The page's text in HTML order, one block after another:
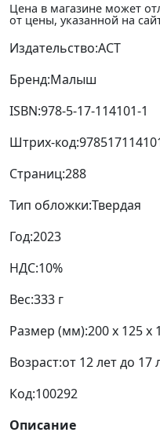
Цена в магазине может
от цены, указанной на
Издательство:АСТ
Бренд:Малыш
ISBN:978-5-17-114101-1
Штрих-код:
Страниц:288
Тип обложки:Твердая
Год:2023
НДС:10%
Вес:333 г
Размер (мм):200 x 125 x
Возраст:от 12 лет до 17
Код:100292
Описание